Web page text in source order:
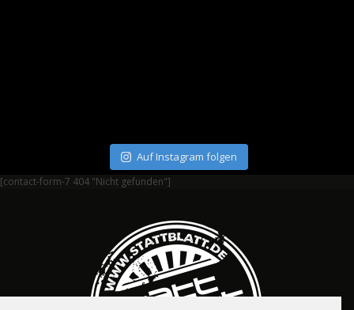
Auf Instagram folgen
[contact-form-7 404 "Nicht gefunden"]